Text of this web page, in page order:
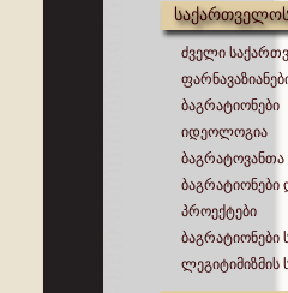
ძველი
ბაგრატიონები
იდეოლოგია
ბაგრატიონები
პროექტები
ბაგრატიონები
ლეგიტიმიზმის